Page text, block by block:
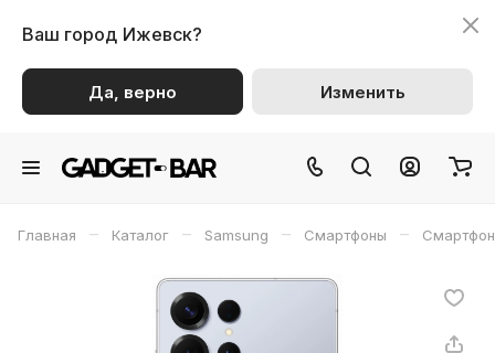
Ваш город Ижевск?
Да, верно Изменить
Главная – Каталог – Samsung – Смартфоны –